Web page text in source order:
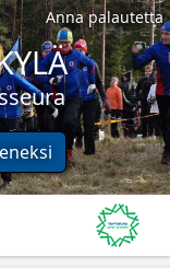
Anna palautetta